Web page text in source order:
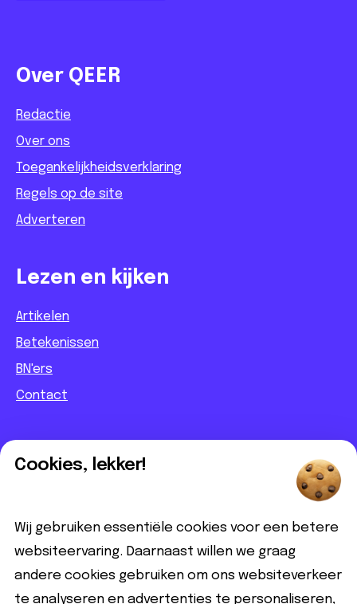
Over QEER
Redactie
Over ons
Toegankelijkheidsverklaring
Regels op de site
Adverteren
Lezen en kijken
Artikelen
Betekenissen
BN'ers
Contact
Informatief
Partnerbijdrage
Disclaimer
Cookies, lekker!
Wij gebruiken essentiële cookies voor een betere
websiteervaring. Daarnaast willen we graag
andere cookies gebruiken om ons websiteverkeer
te analyseren en advertenties te personaliseren,